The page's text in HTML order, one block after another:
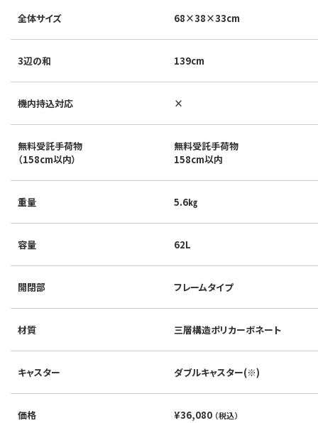
全体サイズ 68×38×33cm
3辺の和 139cm
機内持込対応 ×
無料受託手荷物
（158cm以内）
無料受託手荷物
158cm以内
重量 5.6㎏
容量 62L
開閉部 フレームタイプ
材質 三層構造ポリカーボネート
キャスター ダブルキャスター(※)
価格 ¥36,080 （税込）